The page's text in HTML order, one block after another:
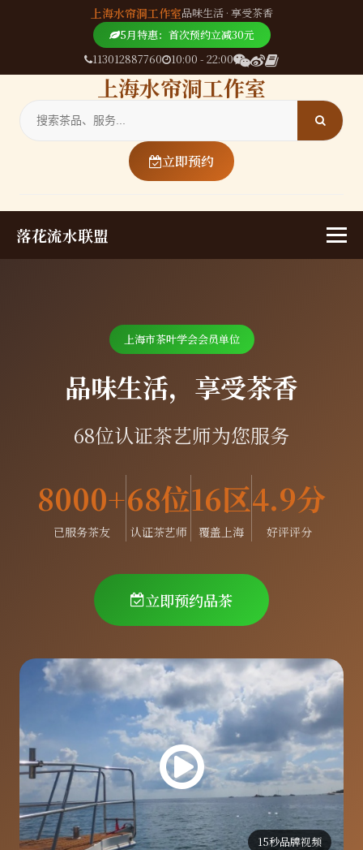
上海水帘洞工作室品味生活 · 享受茶香
5月特惠：首次预约立减30元
113012887760
10:00 - 22:00
上海水帘洞工作室
立即预约
落花流水联盟
上海市茶叶学会会员单位
品味生活，享受茶香
68位认证茶艺师为您服务
8000+
已服务茶友
68位
认证茶艺师
16区
覆盖上海
4.9分
好评评分
立即预约品茶
15秒品牌视频